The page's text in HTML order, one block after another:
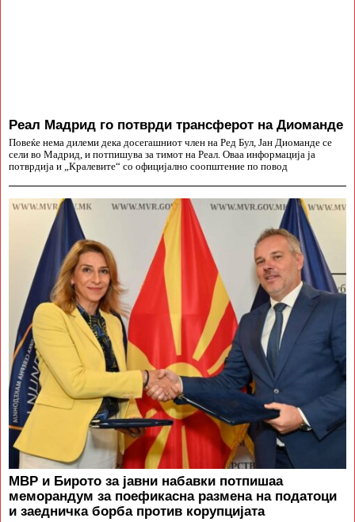
Реал Мадрид го потврди трансферот на Диоманде
Повеќе нема дилеми дека досегашниот член на Ред Бул, Јан Диоманде се
сели во Мадрид, и потпишува за тимот на Реал. Оваа информација ја
потврдија и „Кралевите“ со официјално соопштение по повод
МВР и Бирото за јавни набавки потпишаа
меморандум за поефикасна размена на податоци
и заедничка борба против корупцијата